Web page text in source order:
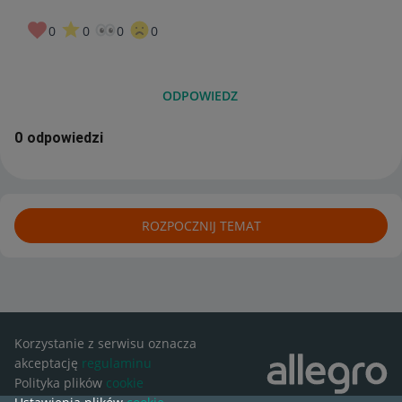
0 0 0 0
ODPOWIEDZ
0 odpowiedzi
ROZPOCZNIJ TEMAT
Korzystanie z serwisu oznacza
akceptację regulaminu
Polityka plików cookie